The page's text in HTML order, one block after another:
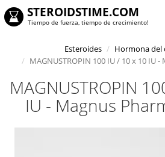
STEROIDSTIME.COM
Tiempo de fuerza, tiempo de crecimiento!
Esteroides
Hormona del
MAGNUSTROPIN 100 IU / 10 x 10 IU
MAGNUSTROPIN
IU - Magnus